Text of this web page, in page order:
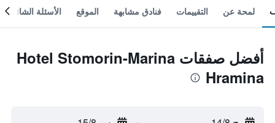
لمحة عن التقييمات فنادق مشابهة الموقع الأسئلة الشائعة
أفضل صفقات Hotel Stomorin-Marina
Hramina